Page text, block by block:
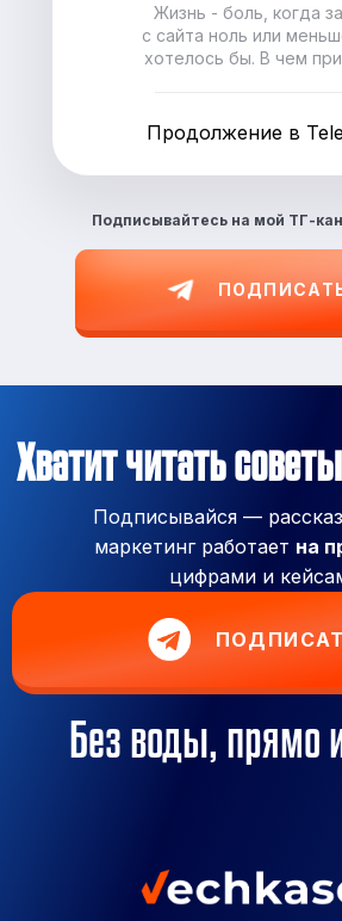
Подписывайтесь на мой ТГ-
Жизнь - боль, когда
с сайта ноль или
хотелось бы. В чем
Продолжение в
Хватит читать
Подписывайся —
маркетинг работает на
цифрами и
Без воды, прямо